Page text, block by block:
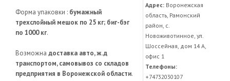
Форма упаковки : бумажный
трехслойный мешок по 25 кг; биг-бэг
по 1000 кг.
Возможна доставка авто, ж.д
транспортом, самовывоз со складов
предприятия в Воронежской области.
Адрес:Воронежская
область, Рамонский
район, с.
Новоживотинное, ул.
Шоссейная, дом 14 А,
офис 1
Телефоны:
+74732030107